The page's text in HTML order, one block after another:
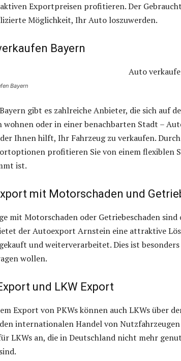
Exportpreisen profitieren. Der
Möglichkeit, Ihr Auto loszuwerden.
Bayern
Bayern
gibt es zahlreiche Anbieter, die sich auf
wohnen oder in einer benachbarten Stadt –
Ihnen hilft, Ihr Fahrzeug zu verkaufen.
profitieren Sie von einem flexiblen
ist.
mit Motorschaden und
mit Motorschaden oder Getriebeschaden
der Autoexport Arnstein eine attraktive
und weiterverarbeitet. Dies ist
wollen.
und LKW Export
Export von PKWs können auch LKWs über
internationalen Handel von
LKWs an, die in Deutschland nicht mehr